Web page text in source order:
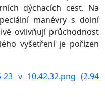
dýchacích cest. Na
manévry s dolní
ovlivňují průchodnost
vyšetření je pořízen